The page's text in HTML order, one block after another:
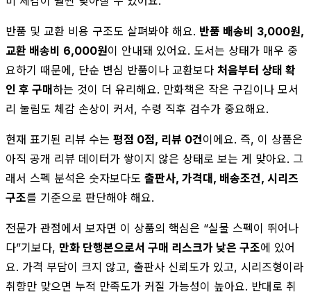
반품 및 교환 비용 구조도 살펴봐야 해요. 반품 배송비 3,000원,
교환 배송비 6,000원이 안내돼 있어요. 도서는 상태가 매우 중
요하기 때문에, 단순 변심 반품이나 교환보다 처음부터 상태 확
인 후 구매하는 것이 더 유리해요. 만화책은 작은 구김이나 모서
리 눌림도 체감 손상이 커서, 수령 직후 검수가 중요해요.
현재 표기된 리뷰 수는 평점 0점, 리뷰 0건이에요. 즉, 이 상품은
아직 공개 리뷰 데이터가 쌓이지 않은 상태로 보는 게 맞아요. 그
래서 스펙 분석은 숫자보다도 출판사, 가격대, 배송조건, 시리즈
구조를 기준으로 판단해야 해요.
전문가 관점에서 보자면 이 상품의 핵심은 “실물 스펙이 뛰어나
다”기보다, 만화 단행본으로서 구매 리스크가 낮은 구조에 있어
요. 가격 부담이 크지 않고, 출판사 신뢰도가 있고, 시리즈형이라
취향만 맞으면 누적 만족도가 커질 가능성이 높아요. 반대로 취